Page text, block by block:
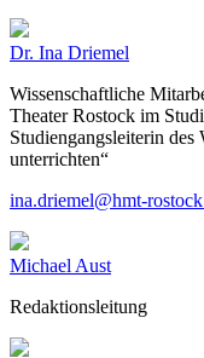
Dr. Ina Driemel
Wissenschaftliche
Theater Rostock im
Studiengangsleiterin des
unterrichten“
ina.driemel@hmt-
Michael Aust
Redaktionsleitung